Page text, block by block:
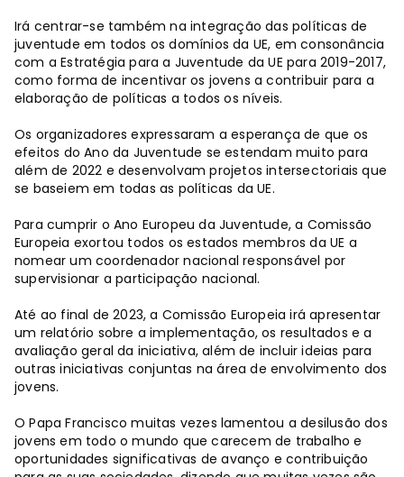
Irá centrar-se também na integração das políticas de
juventude em todos os domínios da UE, em consonância
com a Estratégia para a Juventude da UE para 2019-2017,
como forma de incentivar os jovens a contribuir para a
elaboração de políticas a todos os níveis.
Os organizadores expressaram a esperança de que os
efeitos do Ano da Juventude se estendam muito para
além de 2022 e desenvolvam projetos intersectoriais que
se baseiem em todas as políticas da UE.
Para cumprir o Ano Europeu da Juventude, a Comissão
Europeia exortou todos os estados membros da UE a
nomear um coordenador nacional responsável por
supervisionar a participação nacional.
Até ao final de 2023, a Comissão Europeia irá apresentar
um relatório sobre a implementação, os resultados e a
avaliação geral da iniciativa, além de incluir ideias para
outras iniciativas conjuntas na área de envolvimento dos
jovens.
O Papa Francisco muitas vezes lamentou a desilusão dos
jovens em todo o mundo que carecem de trabalho e
oportunidades significativas de avanço e contribuição